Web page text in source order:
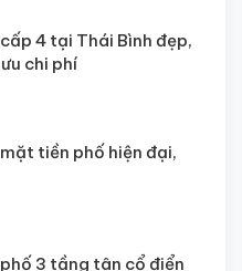
4 tại Thái Bình đẹp,
chi phí
tiền phố hiện đại,
3 tầng tân cổ điển